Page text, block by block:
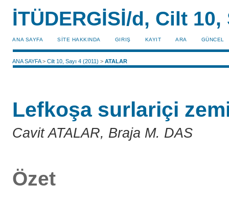
İTÜDERGİSİ/d, Cilt 10,
ANA SAYFA SİTE HAKKINDA GIRIŞ KAYIT ARA GÜNCEL
ANA SAYFA>Cilt 10, Sayı 4 (2011) >ATALAR
Lefkoşa surlariçi
Cavit ATALAR, Braja M. DAS
Özet